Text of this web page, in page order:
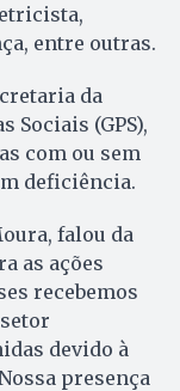
entre outras.
da
Sociais (GPS),
com ou sem
deficiência.
falou da
as ações
recebemos
devido à
presença